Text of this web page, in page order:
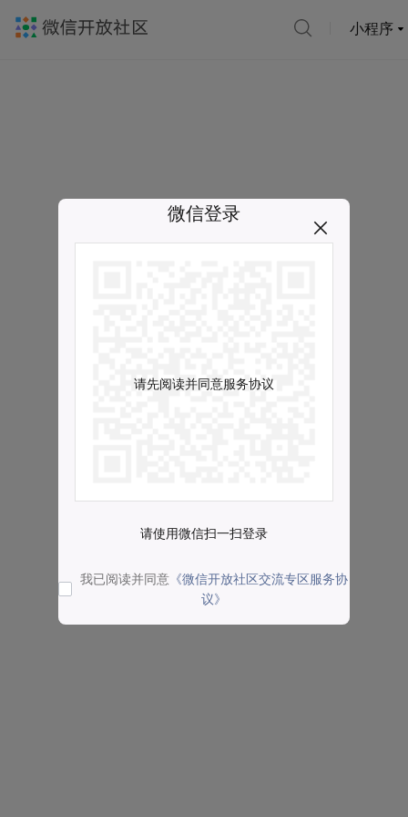
小程序
微信登录
请先阅读并同意服务协议
请使用微信扫一扫登录
我已阅读并同意 《微信开放社区交流专区服务协
议》